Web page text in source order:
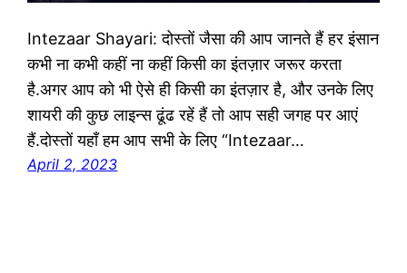
Intezaar Shayari: दोस्तों जैसा की आप जानते हैं हर इंसान
कभी ना कभी कहीं ना कहीं किसी का इंतज़ार जरूर करता
है.अगर आप को भी ऐसे ही किसी का इंतज़ार है, और उनके लिए
शायरी की कुछ लाइन्स ढूंढ रहें हैं तो आप सही जगह पर आएं
हैं.दोस्तों यहाँ हम आप सभी के लिए “Intezaar…
April 2, 2023